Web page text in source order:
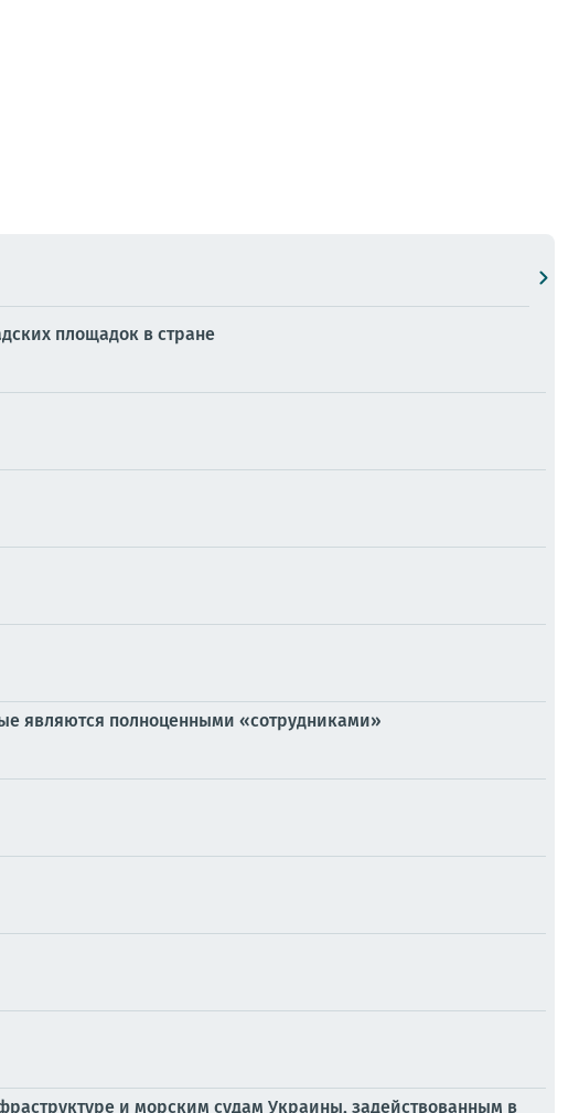
площадок в стране
являются полноценными «сотрудниками»
и морским судам Украины, задействованным в